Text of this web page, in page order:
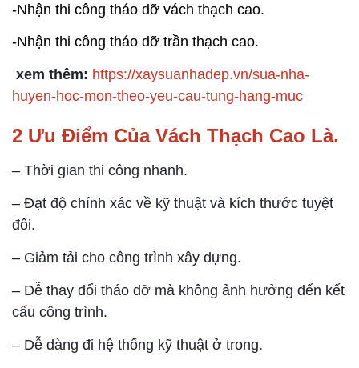
-Nhận thi công tháo dỡ vách thạch cao.
-Nhận thi công tháo dỡ trần thạch cao.
xem thêm: https://xaysuanhadep.vn/sua-nha-
huyen-hoc-mon-theo-yeu-cau-tung-hang-muc
2 Ưu Điểm Của Vách Thạch Cao Là.
– Thời gian thi công nhanh.
– Đạt độ chính xác về kỹ thuật và kích thước tuyệt
đối.
– Giảm tải cho công trình xây dựng.
– Dễ thay đổi tháo dỡ mà không ảnh hưởng đến kết
cấu công trình.
– Dễ dàng đi hệ thống kỹ thuật ở trong.